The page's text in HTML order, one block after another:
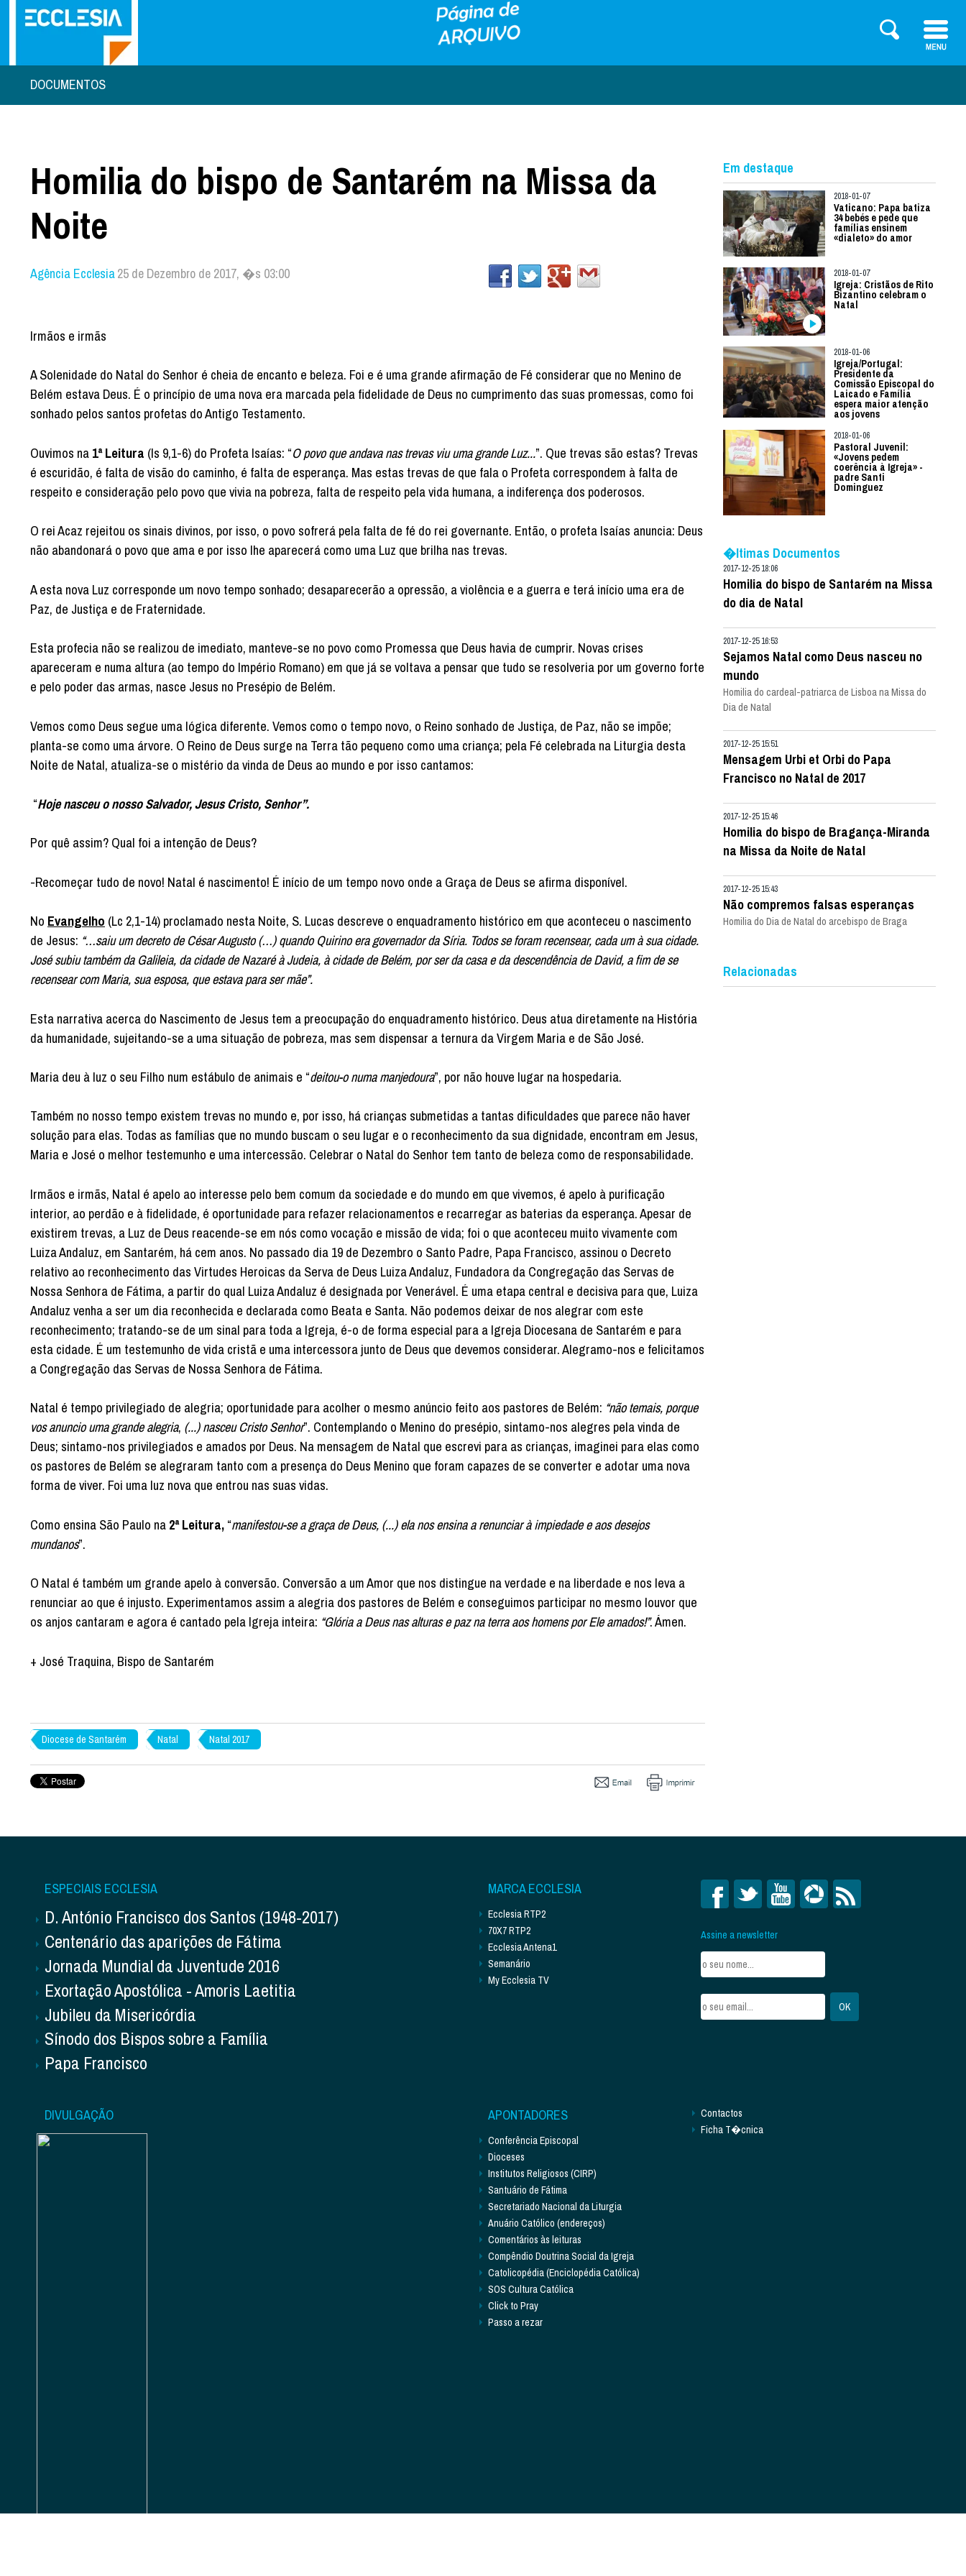
DOCUMENTOS
Homilia do bispo de Santarém na Missa da
Noite
Agência Ecclesia25 de Dezembro de 2017, �s 03:00
Irmãos e irmãs
A Solenidade do Natal do Senhor é cheia de encanto e beleza. Foi e é uma grande afirmação de Fé considerar que no Menino de
Belém estava Deus. É o princípio de uma nova era marcada pela fidelidade de Deus no cumprimento das suas promessas, como foi
sonhado pelos santos profetas do Antigo Testamento.
Ouvimos na 1ª Leitura (Is 9,1-6) do Profeta Isaías: “O povo que andava nas trevas viu uma grande Luz...”. Que trevas são estas? Trevas
é escuridão, é falta de visão do caminho, é falta de esperança. Mas estas trevas de que fala o Profeta correspondem à falta de
respeito e consideração pelo povo que vivia na pobreza, falta de respeito pela vida humana, a indiferença dos poderosos.
O rei Acaz rejeitou os sinais divinos, por isso, o povo sofrerá pela falta de fé do rei governante. Então, o profeta Isaías anuncia: Deus
não abandonará o povo que ama e por isso lhe aparecerá como uma Luz que brilha nas trevas.
A esta nova Luz corresponde um novo tempo sonhado; desaparecerão a opressão, a violência e a guerra e terá início uma era de
Paz, de Justiça e de Fraternidade.
Esta profecia não se realizou de imediato, manteve-se no povo como Promessa que Deus havia de cumprir. Novas crises
apareceram e numa altura (ao tempo do Império Romano) em que já se voltava a pensar que tudo se resolveria por um governo forte
e pelo poder das armas, nasce Jesus no Presépio de Belém.
Vemos como Deus segue uma lógica diferente. Vemos como o tempo novo, o Reino sonhado de Justiça, de Paz, não se impõe;
planta-se como uma árvore. O Reino de Deus surge na Terra tão pequeno como uma criança; pela Fé celebrada na Liturgia desta
Noite de Natal, atualiza-se o mistério da vinda de Deus ao mundo e por isso cantamos:
“Hoje nasceu o nosso Salvador, Jesus Cristo, Senhor”.
Por quê assim? Qual foi a intenção de Deus?
-Recomeçar tudo de novo! Natal é nascimento! É início de um tempo novo onde a Graça de Deus se afirma disponível.
No Evangelho (Lc 2,1-14) proclamado nesta Noite, S. Lucas descreve o enquadramento histórico em que aconteceu o nascimento
de Jesus: “…saiu um decreto de César Augusto (…) quando Quirino era governador da Síria. Todos se foram recensear, cada um à sua cidade.
José subiu também da Galileia, da cidade de Nazaré à Judeia, à cidade de Belém, por ser da casa e da descendência de David, a fim de se
recensear com Maria, sua esposa, que estava para ser mãe”.
Esta narrativa acerca do Nascimento de Jesus tem a preocupação do enquadramento histórico. Deus atua diretamente na História
da humanidade, sujeitando-se a uma situação de pobreza, mas sem dispensar a ternura da Virgem Maria e de São José.
Maria deu à luz o seu Filho num estábulo de animais e “deitou-o numa manjedoura”, por não houve lugar na hospedaria.
Também no nosso tempo existem trevas no mundo e, por isso, há crianças submetidas a tantas dificuldades que parece não haver
solução para elas. Todas as famílias que no mundo buscam o seu lugar e o reconhecimento da sua dignidade, encontram em Jesus,
Maria e José o melhor testemunho e uma intercessão. Celebrar o Natal do Senhor tem tanto de beleza como de responsabilidade.
Irmãos e irmãs, Natal é apelo ao interesse pelo bem comum da sociedade e do mundo em que vivemos, é apelo à purificação
interior, ao perdão e à fidelidade, é oportunidade para refazer relacionamentos e recarregar as baterias da esperança. Apesar de
existirem trevas, a Luz de Deus reacende-se em nós como vocação e missão de vida; foi o que aconteceu muito vivamente com
Luiza Andaluz, em Santarém, há cem anos. No passado dia 19 de Dezembro o Santo Padre, Papa Francisco, assinou o Decreto
relativo ao reconhecimento das Virtudes Heroicas da Serva de Deus Luiza Andaluz, Fundadora da Congregação das Servas de
Nossa Senhora de Fátima, a partir do qual Luiza Andaluz é designada por Venerável. É uma etapa central e decisiva para que, Luiza
Andaluz venha a ser um dia reconhecida e declarada como Beata e Santa. Não podemos deixar de nos alegrar com este
reconhecimento; tratando-se de um sinal para toda a Igreja, é-o de forma especial para a Igreja Diocesana de Santarém e para
esta cidade. É um testemunho de vida cristã e uma intercessora junto de Deus que devemos considerar. Alegramo-nos e felicitamos
a Congregação das Servas de Nossa Senhora de Fátima.
Natal é tempo privilegiado de alegria; oportunidade para acolher o mesmo anúncio feito aos pastores de Belém: “não temais, porque
vos anuncio uma grande alegria, (...) nasceu Cristo Senhor”. Contemplando o Menino do presépio, sintamo-nos alegres pela vinda de
Deus; sintamo-nos privilegiados e amados por Deus. Na mensagem de Natal que escrevi para as crianças, imaginei para elas como
os pastores de Belém se alegraram tanto com a presença do Deus Menino que foram capazes de se converter e adotar uma nova
forma de viver. Foi uma luz nova que entrou nas suas vidas.
Como ensina São Paulo na 2ª Leitura, “manifestou-se a graça de Deus, (...) ela nos ensina a renunciar à impiedade e aos desejos
mundanos”.
O Natal é também um grande apelo à conversão. Conversão a um Amor que nos distingue na verdade e na liberdade e nos leva a
renunciar ao que é injusto. Experimentamos assim a alegria dos pastores de Belém e conseguimos participar no mesmo louvor que
os anjos cantaram e agora é cantado pela Igreja inteira: “Glória a Deus nas alturas e paz na terra aos homens por Ele amados!”. Ámen.
+ José Traquina, Bispo de Santarém
Diocese de Santarém Natal Natal 2017
Em destaque
2018-01-07
Vaticano: Papa batiza
34 bebés e pede que
famílias ensinem
«dialeto» do amor
2018-01-07
Igreja: Cristãos de Rito
Bizantino celebram o
Natal
2018-01-06
Igreja/Portugal:
Presidente da
Comissão Episcopal do
Laicado e Família
espera maior atenção
aos jovens
2018-01-06
Pastoral Juvenil:
«Jovens pedem
coerência à Igreja» -
padre Santi
Dominguez
�ltimas Documentos
2017-12-25 18:06
Homilia do bispo de Santarém na Missa
do dia de Natal
2017-12-25 16:53
Sejamos Natal como Deus nasceu no
mundo
Homilia do cardeal-patriarca de Lisboa na Missa do
Dia de Natal
2017-12-25 15:51
Mensagem Urbi et Orbi do Papa
Francisco no Natal de 2017
2017-12-25 15:46
Homilia do bispo de Bragança-Miranda
na Missa da Noite de Natal
2017-12-25 15:43
Não compremos falsas esperanças
Homilia do Dia de Natal do arcebispo de Braga
Relacionadas
ESPECIAIS ECCLESIA
D. António Francisco dos Santos (1948-2017)
Centenário das aparições de Fátima
Jornada Mundial da Juventude 2016
Exortação Apostólica - Amoris Laetitia
Jubileu da Misericórdia
Sínodo dos Bispos sobre a Família
Papa Francisco
MARCA ECCLESIA
Ecclesia RTP2
70X7 RTP2
Ecclesia Antena1
Semanário
My Ecclesia TV
Assine a newsletter
DIVULGAÇÃO APONTADORES
Conferência Episcopal
Dioceses
Institutos Religiosos (CIRP)
Santuário de Fátima
Secretariado Nacional da Liturgia
Anuário Católico (endereços)
Comentários às leituras
Compêndio Doutrina Social da Igreja
Catolicopédia (Enciclopédia Católica)
SOS Cultura Católica
Click to Pray
Passo a rezar
Contactos
Ficha T�cnica